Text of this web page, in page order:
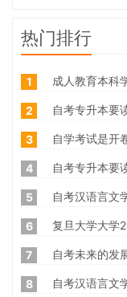
热门排行
1 成人教育本科
2 自考专升本要
3 自学考试是开
4 自考专升本要
5 自考汉语言文
6 复旦大学大学
7 自考未来的发
8 自考汉语言文